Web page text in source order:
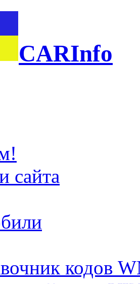
CARInfo
сайта
кодов